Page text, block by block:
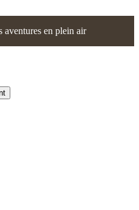
aventures en plein air